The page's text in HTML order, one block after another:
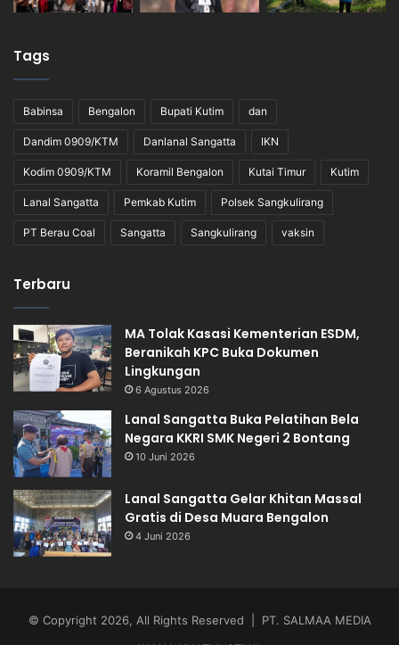
Tags
Babinsa Bengalon Bupati Kutim dan
Dandim 0909/KTM Danlanal Sangatta IKN
Kodim 0909/KTM Koramil Bengalon Kutai Timur Kutim
Lanal Sangatta Pemkab Kutim Polsek Sangkulirang
PT Berau Coal Sangatta Sangkulirang vaksin
Terbaru
MA Tolak Kasasi Kementerian ESDM,
Beranikah KPC Buka Dokumen
Lingkungan
6 Agustus 2026
Lanal Sangatta Buka Pelatihan Bela
Negara KKRI SMK Negeri 2 Bontang
10 Juni 2026
Lanal Sangatta Gelar Khitan Massal
Gratis di Desa Muara Bengalon
4 Juni 2026
© Copyright 2026, All Rights Reserved | PT. SALMAA MEDIA